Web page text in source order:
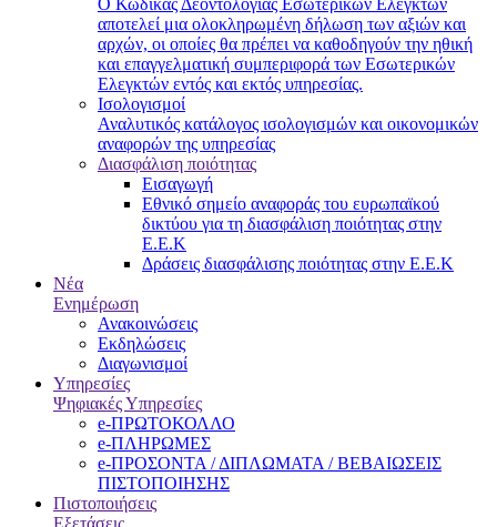
Ο Κώδικας Δεοντολογίας Εσωτερικών Ελεγκτών
αποτελεί μια ολοκληρωμένη δήλωση των αξιών και
αρχών, οι οποίες θα πρέπει να καθοδηγούν την ηθική
και επαγγελματική συμπεριφορά των Εσωτερικών
Ελεγκτών εντός και εκτός υπηρεσίας.
Ισολογισμοί
Αναλυτικός κατάλογος ισολογισμών και οικονομικών
αναφορών της υπηρεσίας
Διασφάλιση ποιότητας
Εισαγωγή
Εθνικό σημείο αναφοράς του ευρωπαϊκού
δικτύου για τη διασφάλιση ποιότητας στην
Ε.Ε.Κ
Δράσεις διασφάλισης ποιότητας στην Ε.Ε.Κ
Νέα
Ενημέρωση
Ανακοινώσεις
Εκδηλώσεις
Διαγωνισμοί
Υπηρεσίες
Ψηφιακές Υπηρεσίες
e-ΠΡΩΤΟΚΟΛΛΟ
e-ΠΛΗΡΩΜΕΣ
e-ΠΡΟΣΟΝΤΑ / ΔΙΠΛΩΜΑΤΑ / ΒΕΒΑΙΩΣΕΙΣ
ΠΙΣΤΟΠΟΙΗΣΗΣ
Πιστοποιήσεις
Εξετάσεις